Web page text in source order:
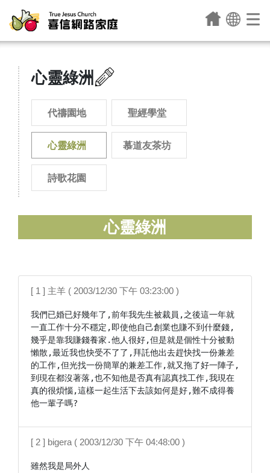
心靈綠洲
代禱園地 聖經學堂
心靈綠洲 慕道友茶坊
詩歌花園
心靈綠洲
[ 1 ] 主羊 ( 2003/12/30 下午 03:23:00 )
我們已婚已好幾年了,前年我先生被裁員,之後這一年就
一直工作十分不穩定,即使他自己創業也賺不到什麼錢,
幾乎是靠我賺錢養家.他人很好,但是就是個性十分被動
懶散,最近我也快受不了了,拜託他出去趕快找一份兼差
的工作,但光找一份簡單的兼差工作,就又拖了好一陣子,
到現在都沒著落,也不知他是否真有認真找工作,我現在
真的很煩惱,這樣一起生活下去該如何是好,難不成得養
他一輩子嗎?
[ 2 ] bigera ( 2003/12/30 下午 04:48:00 )
雖然我是局外人